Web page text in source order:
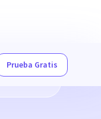
Prueba Gratis